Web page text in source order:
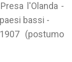
l'Olanda -
bassi -
(postumo